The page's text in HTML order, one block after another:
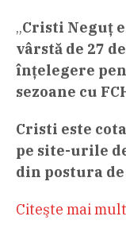
„Cristi Neguț
vârstă de 27
înțelegere
sezoane cu
Cristi este
pe site-urile
din postura
Citeşte mai mult